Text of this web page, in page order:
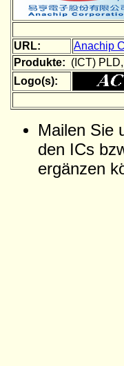
URL:
Anachip
Produkte: (ICT)
Logo(s):
Mailen Sie
den ICs
ergänzen